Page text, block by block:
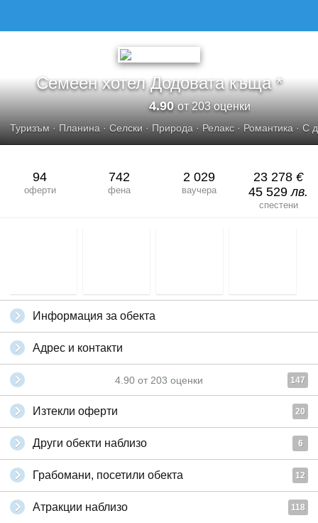
Семеен хотел Додовата къща *
4.90от 203 оценки
Туризъм · Планина · Селски · Природа · Релакс · Романтика · С
94
оферти
742
фена
2 029
ваучера
23 278 €
45 529лв.
спестени
Информация за обекта
Адрес и контакти
4.90 от 203 оценки 147
Изтекли оферти 20
Други обекти наблизо 6
Грабомани, посетили обекта 12
Атракции наблизо 118